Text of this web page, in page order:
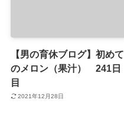
【男の育休ブログ】初めて
のメロン（果汁） 241日
目
2021年12月28日